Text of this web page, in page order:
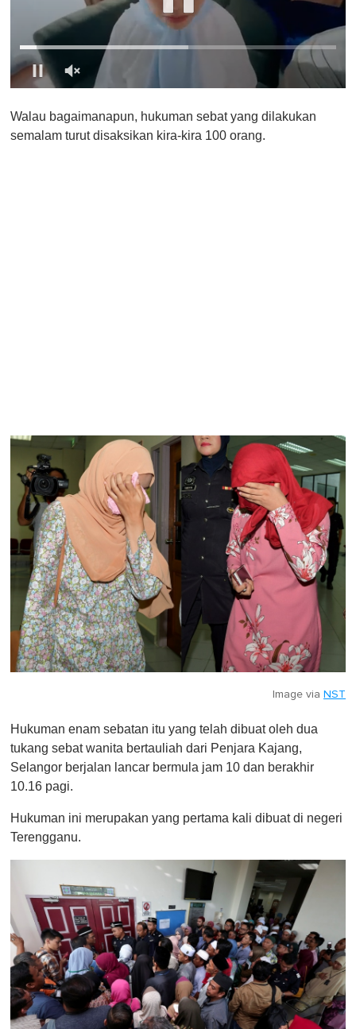
f
1
Walau bagaimanapun, hukuman sebat yang dilakukan
semalam turut disaksikan kira-kira 100 orang.
Image via NST
Hukuman enam sebatan itu yang telah dibuat oleh dua
tukang sebat wanita bertauliah dari Penjara Kajang,
Selangor berjalan lancar bermula jam 10 dan berakhir
10.16 pagi.
Hukuman ini merupakan yang pertama kali dibuat di negeri
Terengganu.